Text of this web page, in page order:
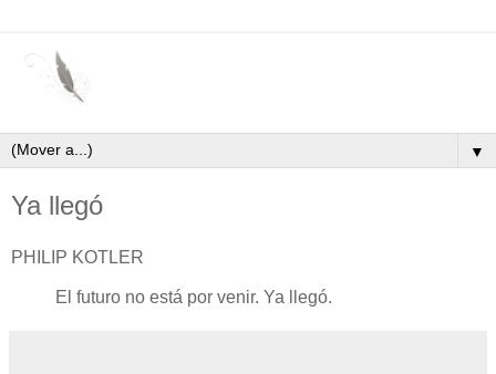
▼
Ya llegó
PHILIP KOTLER
El futuro no está por venir. Ya llegó.